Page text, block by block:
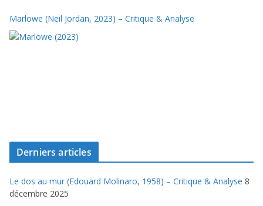
Marlowe (Neil Jordan, 2023) – Critique & Analyse
Derniers articles
Le dos au mur (Edouard Molinaro, 1958) – Critique & Analyse 8
décembre 2025